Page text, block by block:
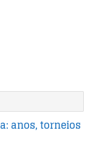
anos, torneios